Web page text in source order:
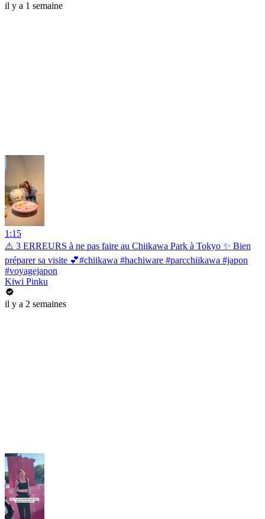
il y a 1 semaine
1:15
⚠️ 3 ERREURS à ne pas faire au Chiikawa Park à Tokyo ✨ Bien
préparer sa visite 💕#chiikawa #hachiware #parcchiikawa #japon
#voyagejapon
Kiwi Pinku
il y a 2 semaines